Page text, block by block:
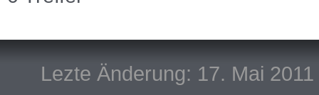
Lezte Änderung: 17. Mai